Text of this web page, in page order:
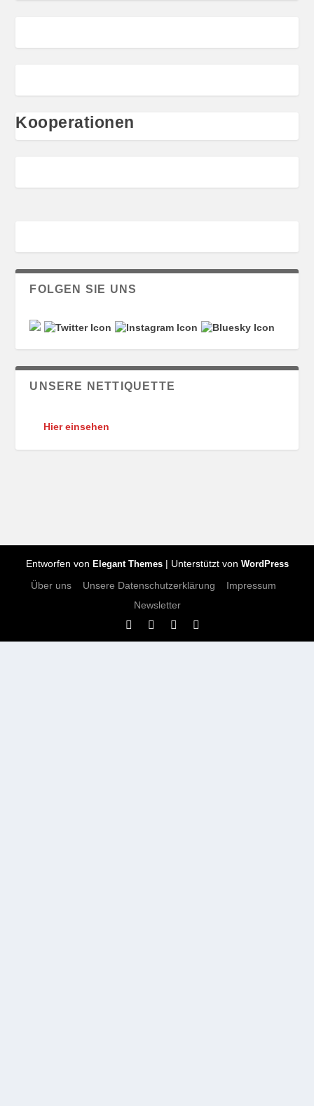
Kooperationen
FOLGEN SIE UNS
UNSERE NETTIQUETTE
Hier einsehen
Entworfen von Elegant Themes| Unterstützt von WordPress
Über uns Unsere Datenschutzerklärung
Impressum
Newsletter